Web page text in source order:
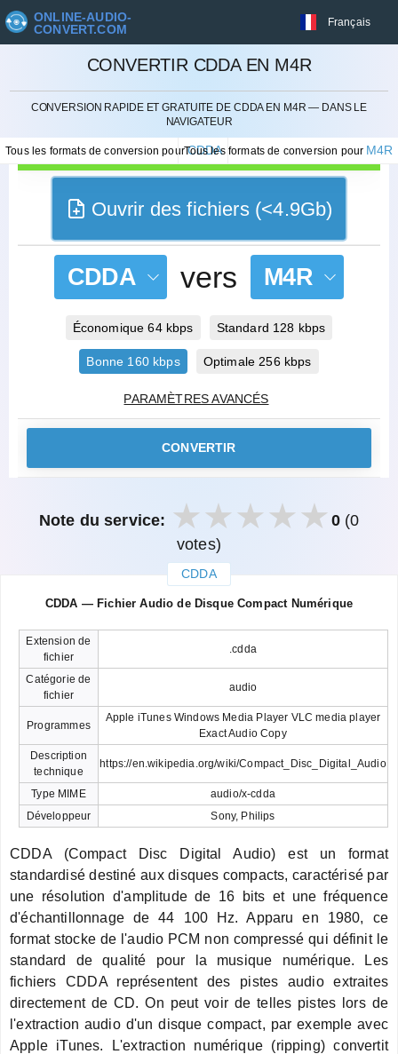
ONLINE-AUDIO-
CONVERT.COM
Français
CONVERTIR CDDA EN M4R
CONVERSION RAPIDE ET GRATUITE DE CDDA EN M4R — DANS LE
NAVIGATEUR
Tous les formats de conversion pourCDDA
Tous les formats de conversion pour M4R
Ouvrir des fichiers (<4.9Gb)
CDDA vers M4R
Économique 64 kbps Standard 128 kbps
Bonne 160 kbps Optimale 256 kbps
PARAMÈTRES AVANCÉS
CONVERTIR
Note du service: 0(0
votes)
CDDA
CDDA — Fichier Audio de Disque Compact Numérique
Extension de
fichier
.cdda
Catégorie de
fichier
audio
Programmes
Apple iTunes Windows Media Player VLC media player
Exact Audio Copy
Description
technique
https://en.wikipedia.org/wiki/Compact_Disc_Digital_Audio
Type MIME
audio/x-cdda
Développeur
Sony, Philips
CDDA (Compact Disc Digital Audio) est un format
standardisé destiné aux disques compacts, caractérisé par
une résolution d'amplitude de 16 bits et une fréquence
d'échantillonnage de 44 100 Hz. Apparu en 1980, ce
format stocke de l'audio PCM non compressé qui définit le
standard de qualité pour la musique numérique. Les
fichiers CDDA représentent des pistes audio extraites
directement de CD. On peut voir de telles pistes lors de
l'extraction audio d'un disque compact, par exemple avec
Apple iTunes. L'extraction numérique (ripping) convertit